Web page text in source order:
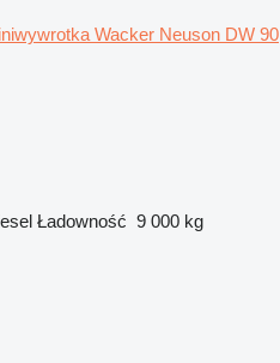
Wacker Neuson DW 90
Ładowność 9 000 kg